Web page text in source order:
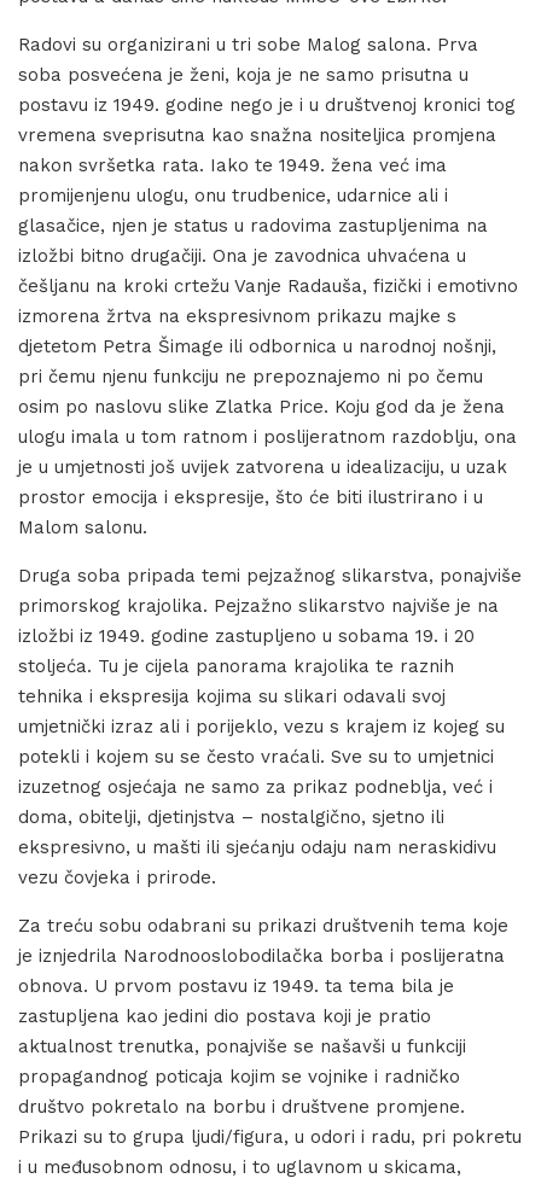
Radovi su organizirani u tri sobe Malog salona. Prva
soba posvećena je ženi, koja je ne samo prisutna u
postavu iz 1949. godine nego je i u društvenoj kronici tog
vremena sveprisutna kao snažna nositeljica promjena
nakon svršetka rata. Iako te 1949. žena već ima
promijenjenu ulogu, onu trudbenice, udarnice ali i
glasačice, njen je status u radovima zastupljenima na
izložbi bitno drugačiji. Ona je zavodnica uhvaćena u
češljanu na kroki crtežu Vanje Radauša, fizički i emotivno
izmorena žrtva na ekspresivnom prikazu majke s
djetetom Petra Šimage ili odbornica u narodnoj nošnji,
pri čemu njenu funkciju ne prepoznajemo ni po čemu
osim po naslovu slike Zlatka Price. Koju god da je žena
ulogu imala u tom ratnom i poslijeratnom razdoblju, ona
je u umjetnosti još uvijek zatvorena u idealizaciju, u uzak
prostor emocija i ekspresije, što će biti ilustrirano i u
Malom salonu.
Druga soba pripada temi pejzažnog slikarstva, ponajviše
primorskog krajolika. Pejzažno slikarstvo najviše je na
izložbi iz 1949. godine zastupljeno u sobama 19. i 20
stoljeća. Tu je cijela panorama krajolika te raznih
tehnika i ekspresija kojima su slikari odavali svoj
umjetnički izraz ali i porijeklo, vezu s krajem iz kojeg su
potekli i kojem su se često vraćali. Sve su to umjetnici
izuzetnog osjećaja ne samo za prikaz podneblja, već i
doma, obitelji, djetinjstva – nostalgično, sjetno ili
ekspresivno, u mašti ili sjećanju odaju nam neraskidivu
vezu čovjeka i prirode.
Za treću sobu odabrani su prikazi društvenih tema koje
je iznjedrila Narodnooslobodilačka borba i poslijeratna
obnova. U prvom postavu iz 1949. ta tema bila je
zastupljena kao jedini dio postava koji je pratio
aktualnost trenutka, ponajviše se našavši u funkciji
propagandnog poticaja kojim se vojnike i radničko
društvo pokretalo na borbu i društvene promjene.
Prikazi su to grupa ljudi/figura, u odori i radu, pri pokretu
i u međusobnom odnosu, i to uglavnom u skicama,